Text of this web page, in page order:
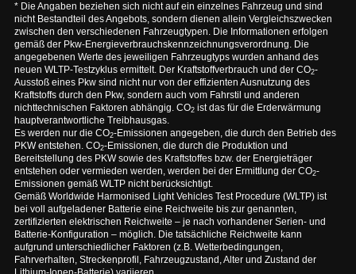
* Die Angaben beziehen sich nicht auf ein einzelnes Fahrzeug und sind
nicht Bestandteil des Angebots, sondern dienen allein Vergleichszwecken
zwischen den verschiedenen Fahrzeugtypen. Die Informationen erfolgen
gemäß der Pkw-Energieverbrauchskennzeichnungsverordnung. Die
angegebenen Werte des jeweiligen Fahrzeugtyps wurden anhand des
neuen WLTP-Testzyklus ermittelt. Der Kraftstoffverbrauch und der CO2-
Ausstoß eines Pkw sind nicht nur von der effizienten Ausnutzung des
Kraftstoffs durch den Pkw, sondern auch vom Fahrstil und anderen
nichttechnischen Faktoren abhängig. CO2ist das für die Erderwärmung
hauptverantwortliche Treibhausgas.
Es werden nur die CO2-Emissionen angegeben, die durch den Betrieb des
PKW entstehen. CO2-Emissionen, die durch die Produktion und
Bereitstellung des PKW sowie des Kraftstoffes bzw. der Energieträger
entstehen oder vermieden werden, werden bei der Ermittlung der CO2-
Emissionen gemäß WLTP nicht berücksichtigt.
Gemäß Worldwide Harmonised Light Vehicles Test Procedure (WLTP) ist
bei voll aufgeladener Batterie eine Reichweite bis zur genannten,
zertifizierten elektrischen Reichweite – je nach vorhandener Serien- und
Batterie-Konfiguration – möglich. Die tatsächliche Reichweite kann
aufgrund unterschiedlicher Faktoren (z.B. Wetterbedingungen,
Fahrverhalten, Streckenprofil, Fahrzeugzustand, Alter und Zustand der